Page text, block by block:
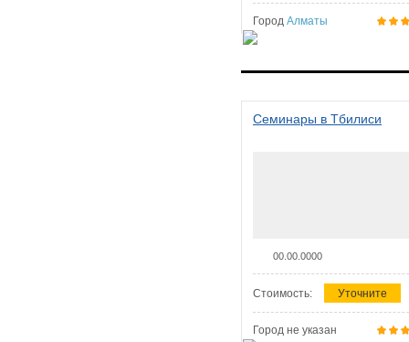
Город Алматы
Семинары в Тбилиси
00.00.0000
Стоимость: Уточните
Город не указан